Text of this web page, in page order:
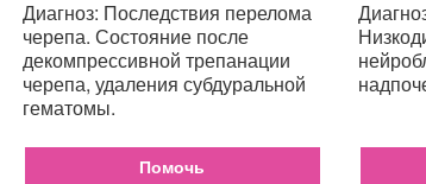
Диагноз: Последствия перелома
черепа. Состояние после
декомпрессивной трепанации
черепа, удаления субдуральной
гематомы.
Помочь